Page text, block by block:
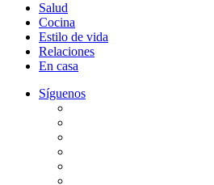
Salud
Cocina
Estilo de vida
Relaciones
En casa
Síguenos